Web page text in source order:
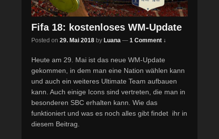
Fifa 18: kostenloses WM-Update
Posted on 29. Mai 2018 by Luana — 1 Comment ↓
Heute am 29. Mai ist das neue WM-Update
gekommen, in dem man eine Nation wählen kann
und auch ein weiteres Ultimate Team aufbauen
kann. Auch einige Icons sind vertreten, die man in
besonderen SBC erhalten kann. Wie das
funktioniert und was es noch alles gibt findet ihr in
diesem Beitrag.